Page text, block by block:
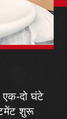
एक-दो घंटे
शुरू